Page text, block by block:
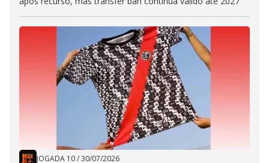
JOGADA 10/30/07/2026